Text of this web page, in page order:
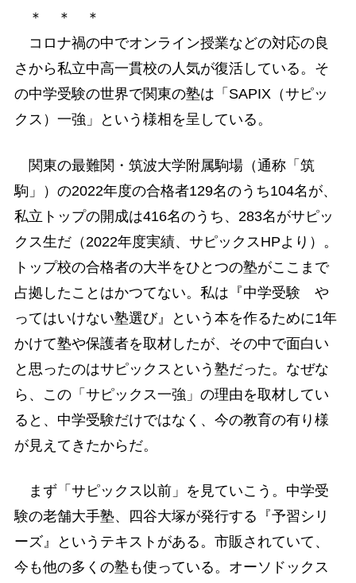
＊ ＊ ＊
コロナ禍の中でオンライン授業などの対応の良
さから私立中高一貫校の人気が復活している。そ
の中学受験の世界で関東の塾は「SAPIX（サピッ
クス）一強」という様相を呈している。
関東の最難関・筑波大学附属駒場（通称「筑
駒」）の2022年度の合格者129名のうち104名が、
私立トップの開成は416名のうち、283名がサピッ
クス生だ（2022年度実績、サピックスHPより）。
トップ校の合格者の大半をひとつの塾がここまで
占拠したことはかつてない。私は『中学受験 や
ってはいけない塾選び』という本を作るために1年
かけて塾や保護者を取材したが、その中で面白い
と思ったのはサピックスという塾だった。なぜな
ら、この「サピックス一強」の理由を取材してい
ると、中学受験だけではなく、今の教育の有り様
が見えてきたからだ。
まず「サピックス以前」を見ていこう。中学受
験の老舗大手塾、四谷大塚が発行する『予習シリ
ーズ』というテキストがある。市販されていて、
今も他の多くの塾も使っている。オーソドックス